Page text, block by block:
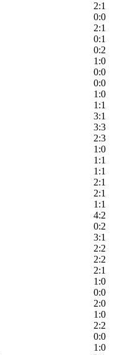
2:1
0:0
2:1
0:1
0:2
1:0
0:0
0:0
1:0
1:1
3:1
3:3
2:3
1:0
1:1
1:1
2:1
2:1
1:1
4:2
0:2
3:1
2:2
2:2
2:1
1:0
0:0
2:0
1:0
2:2
0:0
1:0